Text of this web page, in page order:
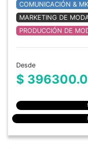
COMUNICACIÓN &
MARKETING DE
PRODUCCIÓN DE
Desde
$